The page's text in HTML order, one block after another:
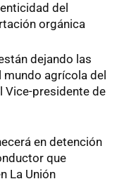
del
orgánica
dejando las
agrícola del
Vice-presidente de
en detención
que
La Unión